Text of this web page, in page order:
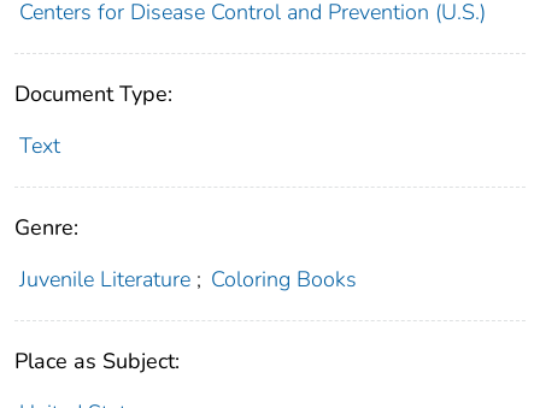
Centers for Disease Control and Prevention (U.S.)
Document Type:
Text
Genre:
Juvenile Literature ; Coloring Books
Place as Subject: